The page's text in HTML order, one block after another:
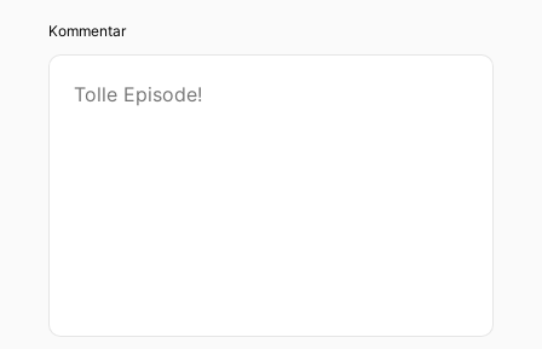
Kommentar